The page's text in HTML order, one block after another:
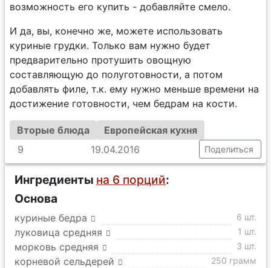
возможность его купить - добавляйте смело.
И да, вы, конечно же, можете использовать
куриные грудки. Только вам нужно будет
предварительно протушить овощную
составляющую до полуготовности, а потом
добавлять филе, т.к. ему нужно меньше времени на
достижение готовности, чем бедрам на кости.
Вторые блюда
Европейская кухня
9
19.04.2016 Поделиться
Ингредиенты на 6 порций:
Основа
куриные бедра 6 шт.
луковица средняя 1 шт.
морковь средняя 3 шт.
корневой сельдерей 250 грамм